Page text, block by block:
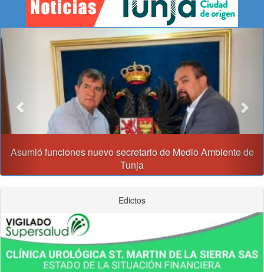
Asumió funciones nuevo secretario de Medio Ambiente de
Tunja
Previous
Edictos